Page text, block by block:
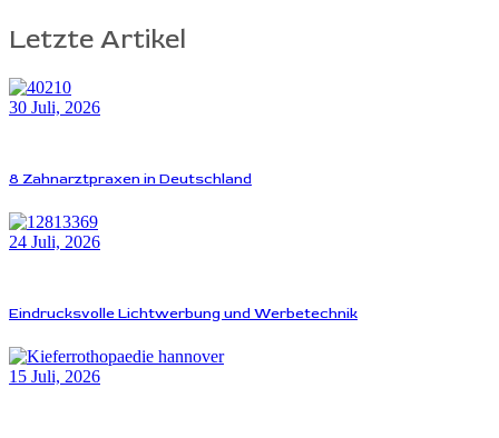
Letzte Artikel
30 Juli, 2026
8 Zahnarztpraxen in Deutschland
24 Juli, 2026
Eindrucksvolle Lichtwerbung und Werbetechnik
15 Juli, 2026